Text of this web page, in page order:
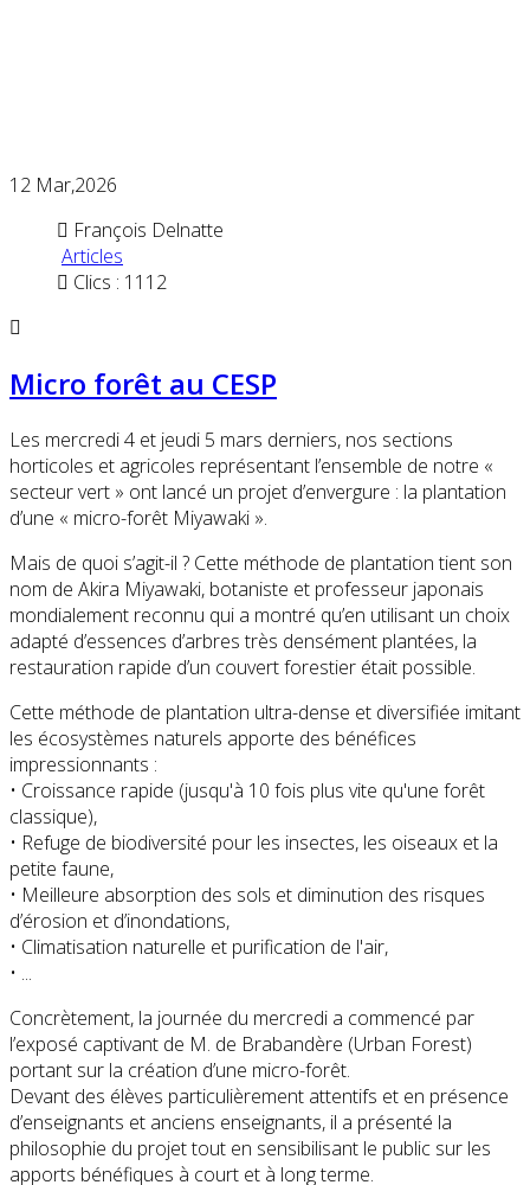
12 Mar,2026
François Delnatte
Articles
Clics : 1112
Micro forêt au CESP
Les mercredi 4 et jeudi 5 mars derniers, nos sections
horticoles et agricoles représentant l’ensemble de notre «
secteur vert » ont lancé un projet d’envergure : la plantation
d’une « micro-forêt Miyawaki ».
Mais de quoi s’agit-il ? Cette méthode de plantation tient son
nom de Akira Miyawaki, botaniste et professeur japonais
mondialement reconnu qui a montré qu’en utilisant un choix
adapté d’essences d’arbres très densément plantées, la
restauration rapide d’un couvert forestier était possible.
Cette méthode de plantation ultra-dense et diversifiée imitant
les écosystèmes naturels apporte des bénéfices
impressionnants :
• Croissance rapide (jusqu'à 10 fois plus vite qu'une forêt
classique),
• Refuge de biodiversité pour les insectes, les oiseaux et la
petite faune,
• Meilleure absorption des sols et diminution des risques
d’érosion et d’inondations,
• Climatisation naturelle et purification de l'air,
• ...
Concrètement, la journée du mercredi a commencé par
l’exposé captivant de M. de Brabandère (Urban Forest)
portant sur la création d’une micro-forêt.
Devant des élèves particulièrement attentifs et en présence
d’enseignants et anciens enseignants, il a présenté la
philosophie du projet tout en sensibilisant le public sur les
apports bénéfiques à court et à long terme.